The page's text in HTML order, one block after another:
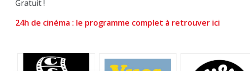
Gratuit !
24h de cinéma : le programme complet à retrouver ici